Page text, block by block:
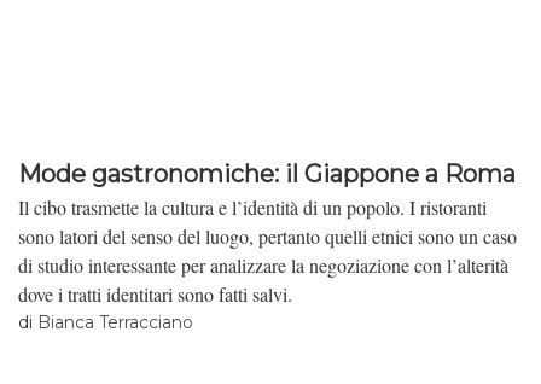
Mode gastronomiche: il Giappone a Roma
Il cibo trasmette la cultura e l’identità di un popolo. I ristoranti
sono latori del senso del luogo, pertanto quelli etnici sono un caso
di studio interessante per analizzare la negoziazione con l’alterità
dove i tratti identitari sono fatti salvi.
di Bianca Terracciano